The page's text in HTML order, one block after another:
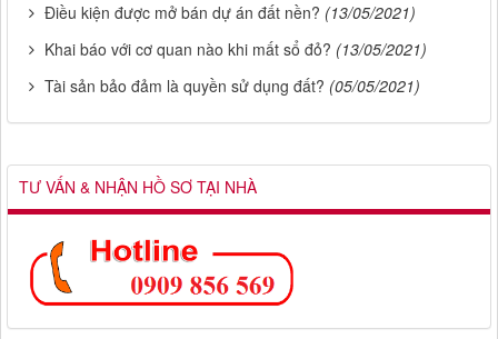
Điều kiện được mở bán dự án đất nền? (13/05/2021)
Khai báo với cơ quan nào khi mất sổ đỏ? (13/05/2021)
Tài sản bảo đảm là quyền sử dụng đất? (05/05/2021)
TƯ VẤN & NHẬN HỒ SƠ TẠI NHÀ